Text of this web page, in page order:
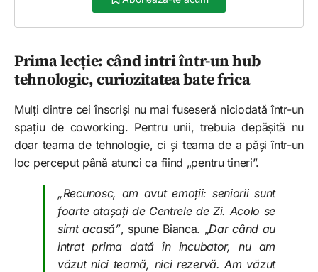
Prima lecție: când intri într-un hub
tehnologic, curiozitatea bate frica
Mulți dintre cei înscriși nu mai fuseseră niciodată într-un
spațiu de coworking. Pentru unii, trebuia depășită nu
doar teama de tehnologie, ci și teama de a păși într-un
loc perceput până atunci ca fiind „pentru tineri”.
„Recunosc, am avut emoții: seniorii sunt
foarte atașați de Centrele de Zi. Acolo se
simt acasă”, spune Bianca. „Dar când au
intrat prima dată în incubator, nu am
văzut nici teamă, nici rezervă. Am văzut